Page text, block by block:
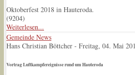
Oktoberfest 2018 in Hauteroda.
(9204)
Weiterlesen...
Gemeinde News
Hans Christian Böttcher - Freitag, 04. Mai
Vortrag Luftkampfereignisse rund um Hauteroda